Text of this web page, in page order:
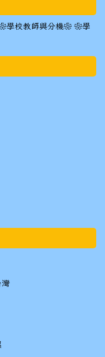
學校教師與分機❀ ❀學
灣